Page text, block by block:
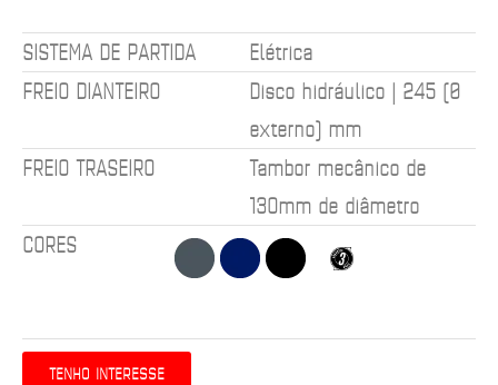
SISTEMA DE PARTIDA
Elétrica
FREIO DIANTEIRO
Disco hidráulico | 245 (Ø
externo) mm
FREIO TRASEIRO
Tambor mecânico de
130mm de diâmetro
CORES
TENHO INTERESSE